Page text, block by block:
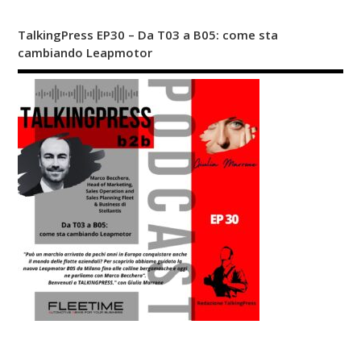
TalkingPress EP30 – Da T03 a B05: come sta
cambiando Leapmotor